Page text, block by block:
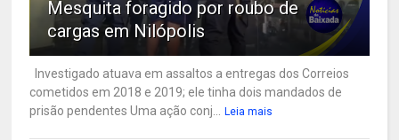
Mesquita foragido por roubo de
cargas em Nilópolis
Investigado atuava em assaltos a entregas dos Correios
cometidos em 2018 e 2019; ele tinha dois mandados de
prisão pendentes Uma ação conj...
Leia mais